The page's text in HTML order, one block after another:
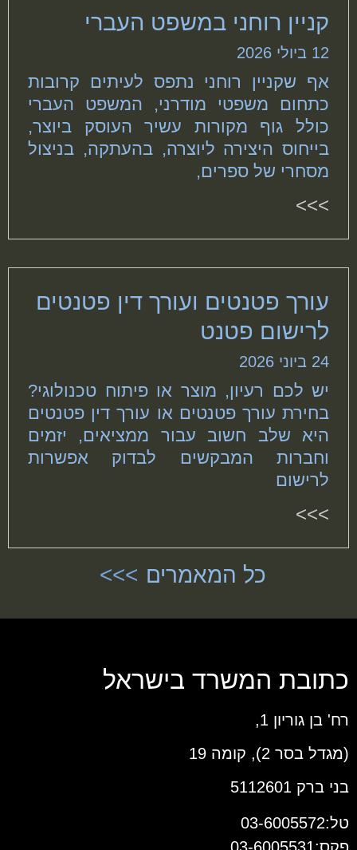
קניין רוחני במשפט העברי
12 ביולי 2026
אף שקניין רוחני נתפס לעיתים קרובות
כתחום משפטי מודרני, המשפט העברי
כולל גוף מקורות עשיר העוסק ביוצר,
בייחוס היצירה ליוצרה, בהעתקה, בניצול
מסחרי של ספרים,
>>>
עורך פטנטים ועורך דין פטנטים
לרישום פטנט
24 ביוני 2026
יש לכם רעיון, מוצר או פיתוח טכנולוגי?
בחירת עורך פטנטים או עורך דין פטנטים
היא שלב חשוב עבור ממציאים, יזמים
וחברות המבקשים לבדוק אפשרות
לרישום
>>>
כל המאמרים
כתובת המשרד בישראל
רח' בן גוריון 1,
(מגדל בסר 2), קומה 19
בני ברק 5112601
טל:03-6005572